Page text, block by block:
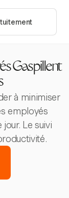
Gaspillent
à minimiser
employés
Le suivi